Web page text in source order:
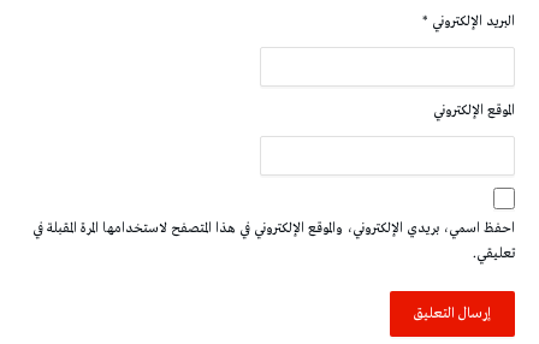
البريد الإلكتروني *
الموقع الإلكتروني
احفظ اسمي، بريدي الإلكتروني، والموقع الإلكتروني في هذا المتصفح لاستخدامها المرة المقبلة في
تعليقي.